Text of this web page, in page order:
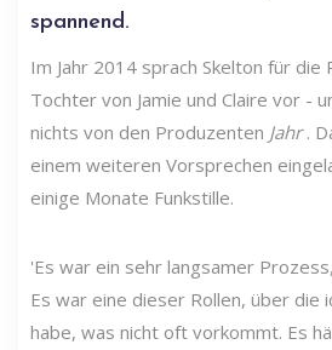
spannend.
Im Jahr 2014 sprach Skelton für die
Tochter von Jamie und Claire vor -
nichts von den Produzenten Jahr.
einem weiteren Vorsprechen
einige Monate Funkstille.
'Es war ein sehr langsamer
Es war eine dieser Rollen, über die
habe, was nicht oft vorkommt. Es